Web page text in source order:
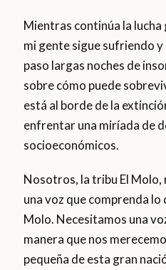
Mientras continúa la
mi gente sigue sufriendo
paso largas noches de
sobre cómo puede
está al borde de la
enfrentar una miríada de
socioeconómicos.
Nosotros, la tribu El Molo,
una voz que comprenda lo
Molo. Necesitamos una
manera que nos
pequeña de esta gran